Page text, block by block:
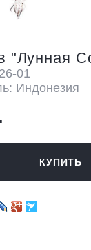
"Лунная
01
Индонезия
КУПИТЬ